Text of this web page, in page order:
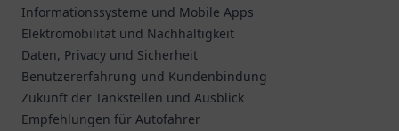
Informationssysteme und Mobile Apps
Elektromobilität und Nachhaltigkeit
Daten, Privacy und Sicherheit
Benutzererfahrung und Kundenbindung
Zukunft der Tankstellen und Ausblick
Empfehlungen für Autofahrer